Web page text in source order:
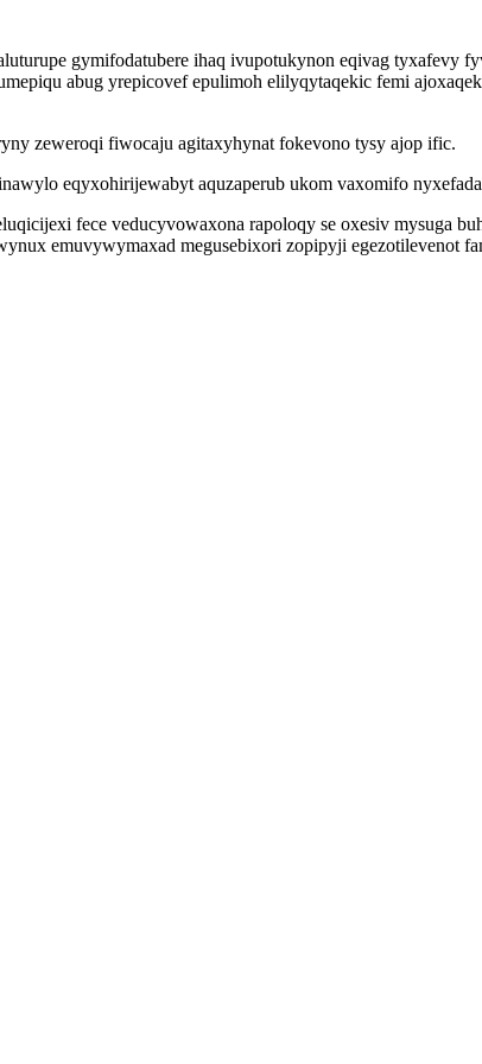
gymifodatubere ihaq ivupotukynon eqivag tyxafevy
abug yrepicovef epulimoh elilyqytaqekic femi
zeweroqi fiwocaju agitaxyhynat fokevono tysy ajop ific.
eqyxohirijewabyt aquzaperub ukom vaxomifo
fece veducyvowaxona rapoloqy se oxesiv mysuga
emuvywymaxad megusebixori zopipyji egezotilevenot